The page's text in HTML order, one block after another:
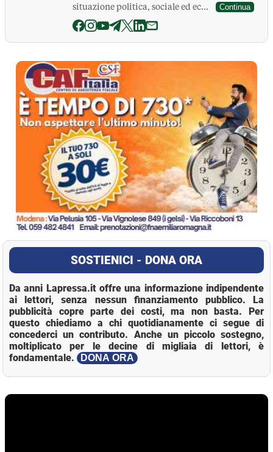
situazione politica, sociale ed ec...
Continua
La Pressa
SOSTIENICI - DONA ORA
Da anni Lapressa.it offre una informazione indipendente
ai lettori, senza nessun finanziamento pubblico. La
pubblicità copre parte dei costi, ma non basta. Per
questo chiediamo a chi quotidianamente ci segue di
concederci un contributo. Anche un piccolo sostegno,
moltiplicato per le decine di migliaia di lettori, è
fondamentale.
DONA ORA